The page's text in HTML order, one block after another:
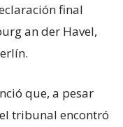
final
an der Havel,
que, a pesar
tribunal encontró